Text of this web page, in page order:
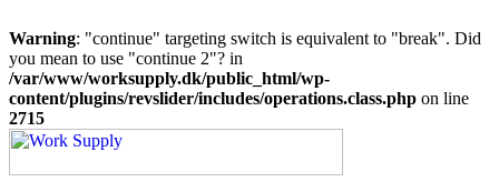
Warning: "continue" targeting switch is equivalent to "break". Did
you mean to use "continue 2"? in
/var/www/worksupply.dk/public_html/wp-
content/plugins/revslider/includes/operations.class.php on line
2715